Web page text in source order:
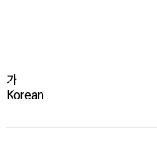
가
Korean